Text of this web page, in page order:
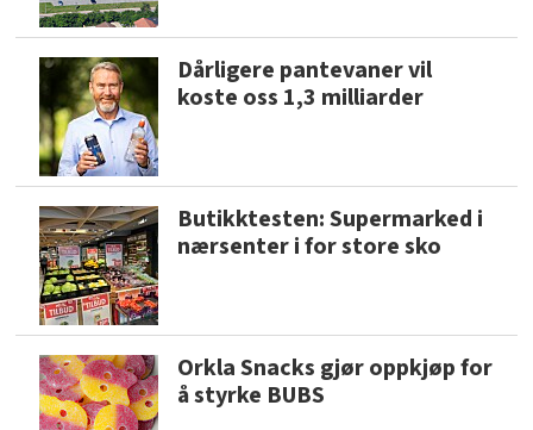
Dårligere pantevaner vil
koste oss 1,3 milliarder
Butikktesten: Supermarked i
nærsenter i for store sko
Orkla Snacks gjør oppkjøp for
å styrke BUBS